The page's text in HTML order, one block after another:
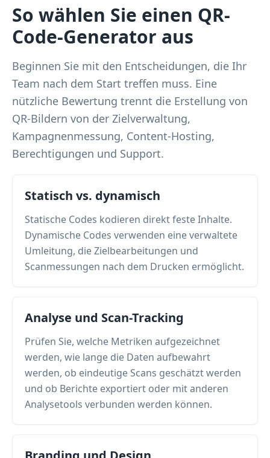
So wählen Sie einen QR-
Code-Generator aus
Beginnen Sie mit den Entscheidungen, die Ihr
Team nach dem Start treffen muss. Eine
nützliche Bewertung trennt die Erstellung von
QR-Bildern von der Zielverwaltung,
Kampagnenmessung, Content-Hosting,
Berechtigungen und Support.
Statisch vs. dynamisch
Statische Codes kodieren direkt feste Inhalte.
Dynamische Codes verwenden eine verwaltete
Umleitung, die Zielbearbeitungen und
Scanmessungen nach dem Drucken ermöglicht.
Analyse und Scan-Tracking
Prüfen Sie, welche Metriken aufgezeichnet
werden, wie lange die Daten aufbewahrt
werden, ob eindeutige Scans geschätzt werden
und ob Berichte exportiert oder mit anderen
Analysetools verbunden werden können.